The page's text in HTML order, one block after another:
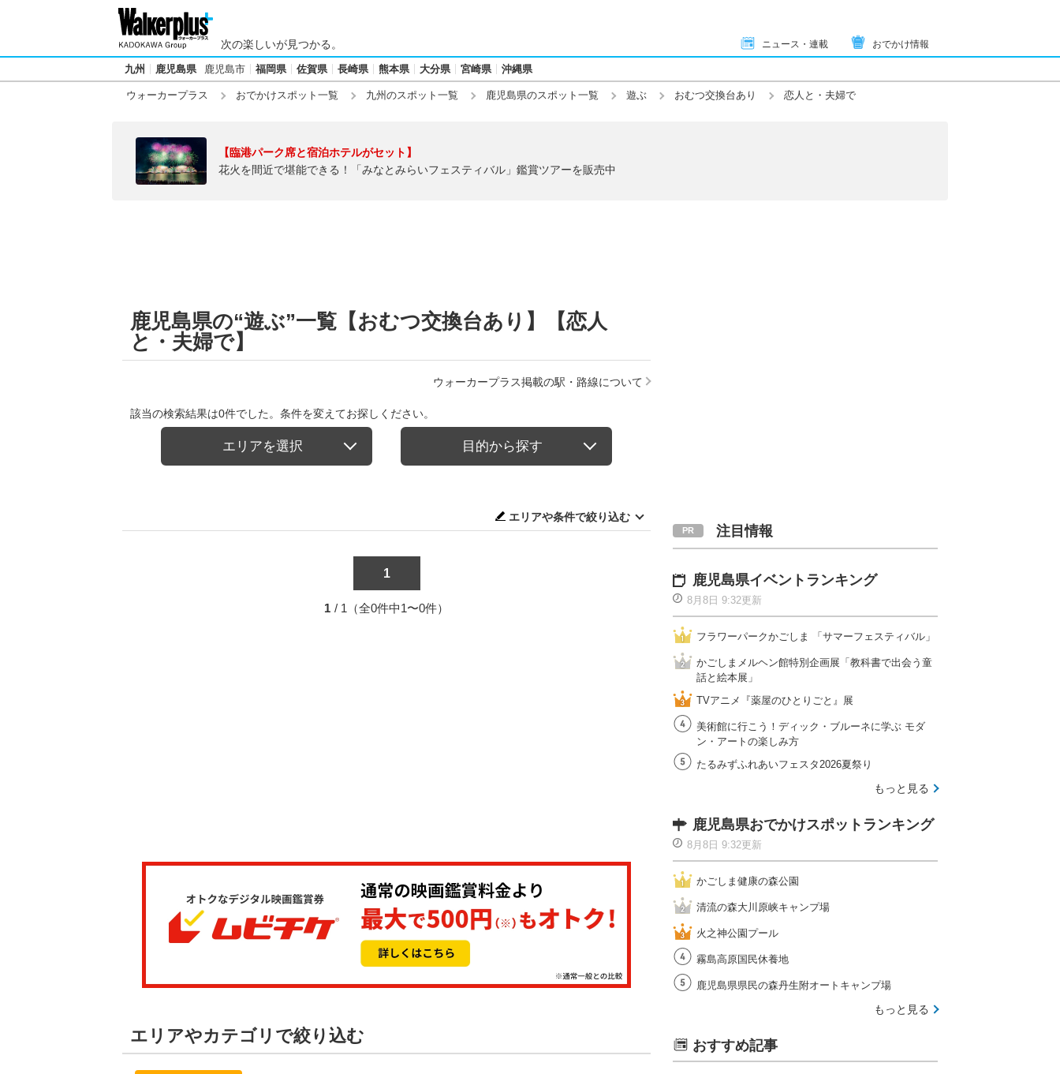
次の楽しいが見つかる。 ニュース・連載 おでかけ情報
九州 鹿児島県 鹿児島市 福岡県 佐賀県 長崎県 熊本県 大分県 宮崎県 沖縄県
ウォーカープラス おでかけスポット一覧 九州のスポット一覧 鹿児島県のスポット一覧 遊ぶ おむつ交換台あり 恋人と・夫婦で
【臨港パーク席と宿泊ホテルがセット】
花火を間近で堪能できる！「みなとみらいフェスティバル」鑑賞ツアーを販売中
鹿児島県の“遊ぶ”一覧【おむつ交換台あり】【恋人
と・夫婦で】
ウォーカープラス掲載の駅・路線について
該当の検索結果は0件でした。条件を変えてお探しください。
エリアを選択 目的から探す
エリアや条件で絞り込む
1
1 / 1（全0件中1〜0件）
エリアやカテゴリで絞り込む
注目情報
鹿児島県イベントランキング
8月8日 9:32更新
フラワーパークかごしま 「サマーフェスティバル」
かごしまメルヘン館特別企画展「教科書で出会う童
話と絵本展」
TVアニメ『薬屋のひとりごと』展
美術館に行こう！ディック・ブルーネに学ぶ モダ
ン・アートの楽しみ方
たるみずふれあいフェスタ2026夏祭り
もっと見る
鹿児島県おでかけスポットランキング
8月8日 9:32更新
かごしま健康の森公園
清流の森大川原峡キャンプ場
火之神公園プール
霧島高原国民休養地
鹿児島県県民の森丹生附オートキャンプ場
もっと見る
おすすめ記事